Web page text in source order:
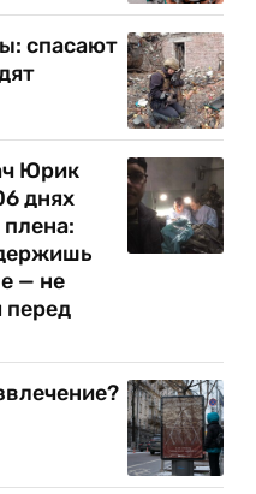
спасают
Юрик
днях
— не
перед